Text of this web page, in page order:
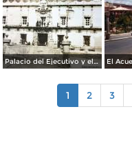
Palacio del Ejecutivo y el cerro de La Bufa al fondo. Zacatecas.
1 2 3